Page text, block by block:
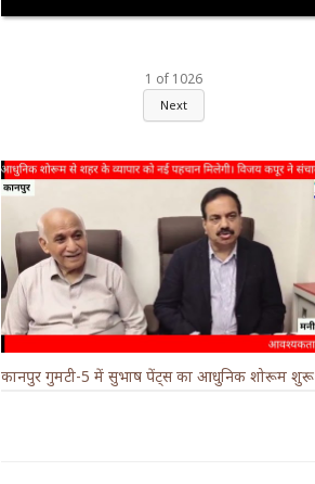
1 of 1026
Next
कानपुर गुमटी-5 में सुभाष पेंट्स का आधुनिक शोरूम शुरू